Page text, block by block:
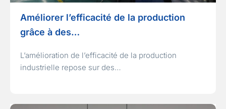
Améliorer l’efficacité de la production
grâce à des…
L’amélioration de l’efficacité de la production
industrielle repose sur des…